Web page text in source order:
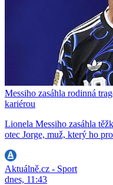
Messiho zasáhla rodinná
kariérou
Lionela Messiho zasáhla
otec Jorge, muž, který ho
Aktuálně.cz - Sport
dnes, 11:43